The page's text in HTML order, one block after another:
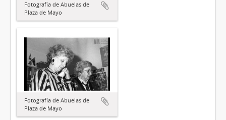
Fotografía de Abuelas de
Plaza de Mayo
Fotografía de Abuelas de
Plaza de Mayo